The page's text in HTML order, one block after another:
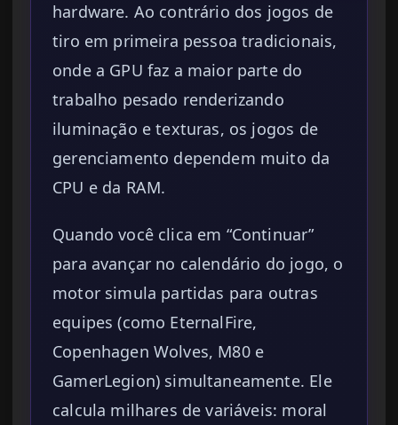
hardware. Ao contrário dos jogos de
tiro em primeira pessoa tradicionais,
onde a GPU faz a maior parte do
trabalho pesado renderizando
iluminação e texturas, os jogos de
gerenciamento dependem muito da
CPU e da RAM.
Quando você clica em “Continuar”
para avançar no calendário do jogo, o
motor simula partidas para outras
equipes (como EternalFire,
Copenhagen Wolves, M80 e
GamerLegion) simultaneamente. Ele
calcula milhares de variáveis: moral